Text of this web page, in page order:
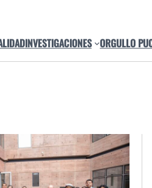
INVESTIGACIONES ORGULLO